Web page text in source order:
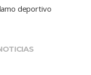
deportivo